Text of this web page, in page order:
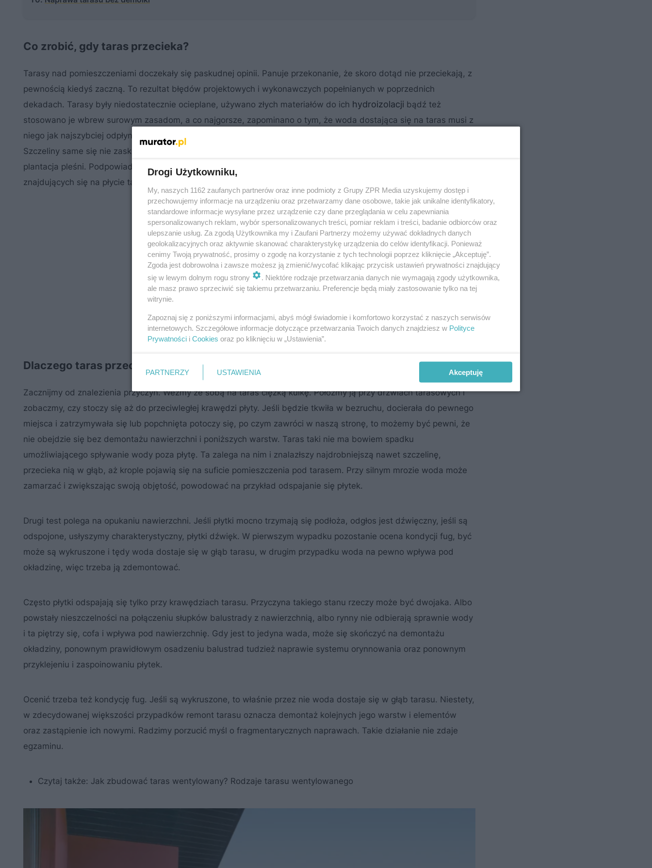
Co zrobić, gdy taras przecieka?
Tarasy nad pomieszczeniami doczekały się paskudnej opinii. Panuje przekonanie, że skoro dotąd nie przeciekają, z
pewnością kiedyś zaczną. To rezultat błędów projektowych i wykonawczych popełnianych w poprzednich
dekadach. Tarasy były niedostatecznie ocieplane, używano złych materiałów do ich hydroizolacji bądź też
stosowano je wbrew surowym zasadom, a co najgorsze, zapominano o tym, że woda dostająca się na taras musi z
niego jak najszybciej odpłynąć. Z naprawą cieknących tarasów nie ma co zwlekać, bo to pogarsza sytuację.
Szczeliny same się nie zasklepią, a na zawilgoconych ścianach i sufitach najprawdopodobniej pojawi się okazała
plantacja pleśni. Podpowiadamy więc, jak zlokalizować usterki, i podajemy kilka sposobów naprawy warstw
znajdujących się na płycie tarasowej oraz elementów dodatkowych takich jak balustrady czy rynny.
Dlaczego taras przecieka? Test z kulką
Zacznijmy od znalezienia przyczyn. Weźmy ze sobą na taras ciężką kulkę. Połóżmy ją przy drzwiach tarasowych i
zobaczmy, czy stoczy się aż do przeciwległej krawędzi płyty. Jeśli będzie tkwiła w bezruchu, docierała do pewnego
miejsca i zatrzymywała się lub popchnięta potoczy się, po czym zawróci w naszą stronę, to możemy być pewni, że
nie obejdzie się bez demontażu nawierzchni i poniższych warstw. Taras taki nie ma bowiem spadku
umożliwiającego spływanie wody poza płytę. Ta zalega na nim i znalazłszy najdrobniejszą nawet szczelinę,
przecieka nią w głąb, aż krople pojawią się na suficie pomieszczenia pod tarasem. Przy silnym mrozie woda może
zamarzać i zwiększając swoją objętość, powodować na przykład odspajanie się płytek.
Drugi test polega na opukaniu nawierzchni. Jeśli płytki mocno trzymają się podłoża, odgłos jest dźwięczny, jeśli są
odspojone, usłyszymy charakterystyczny, płytki dźwięk. W pierwszym wypadku pozostanie ocena kondycji fug, być
może są wykruszone i tędy woda dostaje się w głąb tarasu, w drugim przypadku woda na pewno wpływa pod
okładzinę, więc trzeba ją zdemontować.
Często płytki odspajają się tylko przy krawędziach tarasu. Przyczyna takiego stanu rzeczy może być dwojaka. Albo
powstały nieszczelności na połączeniu słupków balustrady z nawierzchnią, albo rynny nie odbierają sprawnie wody
i ta piętrzy się, cofa i wpływa pod nawierzchnię. Gdy jest to jedyna wada, może się skończyć na demontażu
okładziny, ponownym prawidłowym osadzeniu balustrad tudzież naprawie systemu orynnowania oraz ponownym
przyklejeniu i zaspoinowaniu płytek.
Ocenić trzeba też kondycję fug. Jeśli są wykruszone, to właśnie przez nie woda dostaje się w głąb tarasu. Niestety,
w zdecydowanej większości przypadków remont tarasu oznacza demontaż kolejnych jego warstw i elementów
oraz zastąpienie ich nowymi. Radzimy porzucić myśl o fragmentarycznych naprawach. Takie działanie nie zdaje
egzaminu.
Czytaj także: Jak zbudować taras wentylowany? Rodzaje tarasu wentylowanego
Drogi Użytkowniku,
My, naszych 1162 zaufanych partnerów oraz inne podmioty z Grupy ZPR Media uzyskujemy dostęp i
przechowujemy informacje na urządzeniu oraz przetwarzamy dane osobowe, takie jak unikalne identyfikatory,
standardowe informacje wysyłane przez urządzenie czy dane przeglądania w celu zapewniania
spersonalizowanych reklam, wybór spersonalizowanych treści, pomiar reklam i treści, badanie odbiorców oraz
ulepszanie usług. Za zgodą Użytkownika my i Zaufani Partnerzy możemy używać dokładnych danych
geolokalizacyjnych oraz aktywnie skanować charakterystykę urządzenia do celów identyfikacji. Ponieważ
cenimy Twoją prywatność, prosimy o zgodę na korzystanie z tych technologii poprzez kliknięcie „Akceptuję”.
Zgoda jest dobrowolna i zawsze możesz ją zmienić/wycofać klikając przycisk ustawień prywatności znajdujący
się w lewym dolnym rogu strony
. Niektóre rodzaje przetwarzania danych nie wymagają zgody użytkownika,
ale masz prawo sprzeciwić się takiemu przetwarzaniu. Preferencje będą miały zastosowanie tylko na tej
witrynie.
Zapoznaj się z poniższymi informacjami, abyś mógł świadomie i komfortowo korzystać z naszych serwisów
internetowych. Szczegółowe informacje dotyczące przetwarzania Twoich danych znajdziesz w Polityce
Prywatności i Cookies oraz po kliknięciu w „Ustawienia”.
PARTNERZY USTAWIENIA Akceptuję